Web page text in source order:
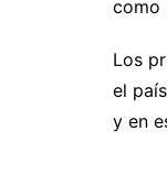
como
Los
el
y en